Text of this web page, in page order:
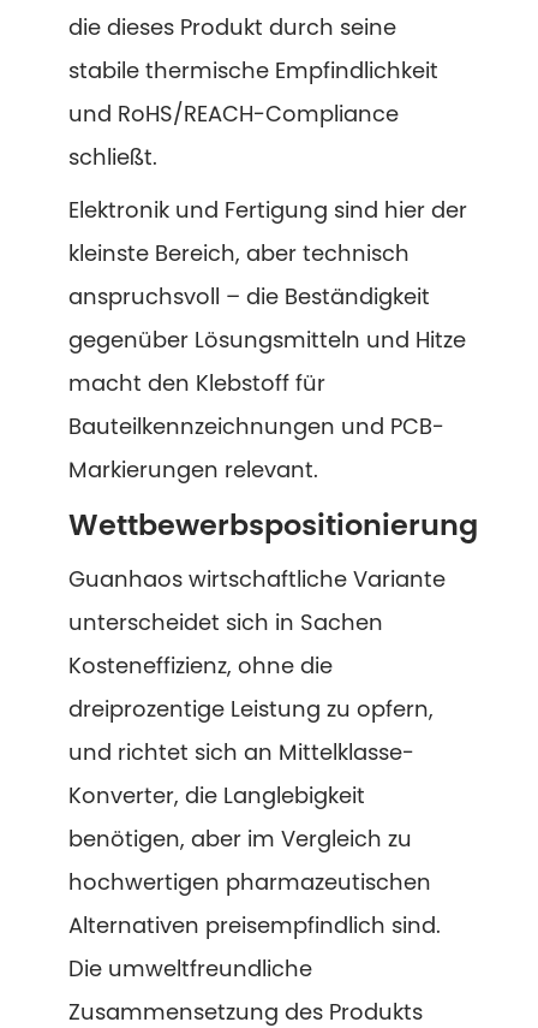
die dieses Produkt durch seine
stabile thermische Empfindlichkeit
und RoHS/REACH-Compliance
schließt.
Elektronik und Fertigung sind hier der
kleinste Bereich, aber technisch
anspruchsvoll – die Beständigkeit
gegenüber Lösungsmitteln und Hitze
macht den Klebstoff für
Bauteilkennzeichnungen und PCB-
Markierungen relevant.
Wettbewerbspositionierung
Guanhaos wirtschaftliche Variante
unterscheidet sich in Sachen
Kosteneffizienz, ohne die
dreiprozentige Leistung zu opfern,
und richtet sich an Mittelklasse-
Konverter, die Langlebigkeit
benötigen, aber im Vergleich zu
hochwertigen pharmazeutischen
Alternativen preisempfindlich sind.
Die umweltfreundliche
Zusammensetzung des Produkts